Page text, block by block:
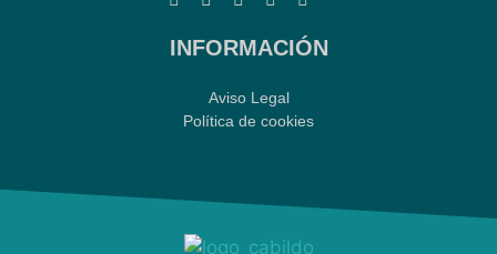
INFORMACIÓN
Aviso Legal
Política de cookies